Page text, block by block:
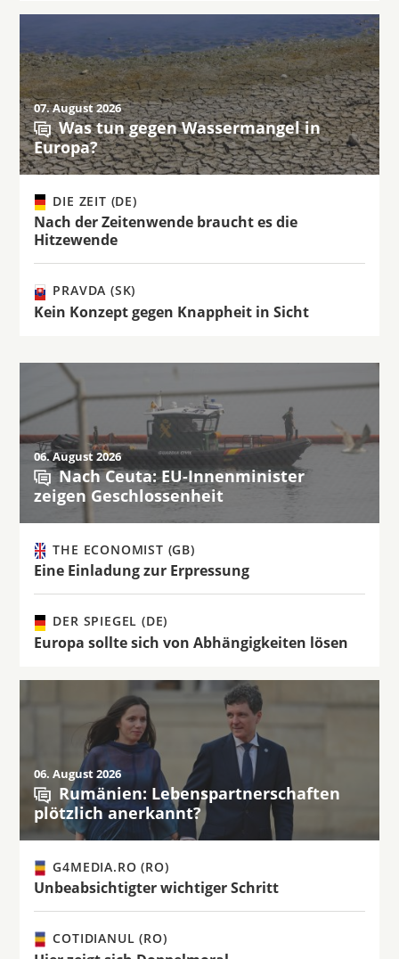
07. August 2026
Was tun gegen Wassermangel in
Europa?
DIE ZEIT (DE)
Nach der Zeitenwende braucht es die
Hitzewende
PRAVDA (SK)
Kein Konzept gegen Knappheit in Sicht
06. August 2026
Nach Ceuta: EU-Innenminister
zeigen Geschlossenheit
THE ECONOMIST (GB)
Eine Einladung zur Erpressung
DER SPIEGEL (DE)
Europa sollte sich von Abhängigkeiten lösen
06. August 2026
Rumänien: Lebenspartnerschaften
plötzlich anerkannt?
G4MEDIA.RO (RO)
Unbeabsichtigter wichtiger Schritt
COTIDIANUL (RO)